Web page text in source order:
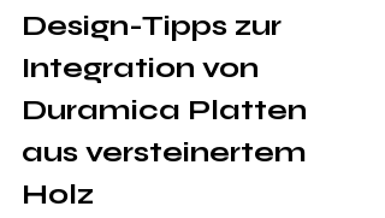
Design-Tipps zur
Integration von
Duramica Platten
aus versteinertem
Holz